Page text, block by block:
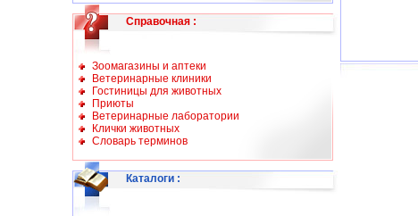
Справочная :
Зоомагазины и аптеки
Ветеринарные клиники
Гостиницы для животных
Приюты
Ветеринарные лаборатории
Клички животных
Словарь терминов
Каталоги :